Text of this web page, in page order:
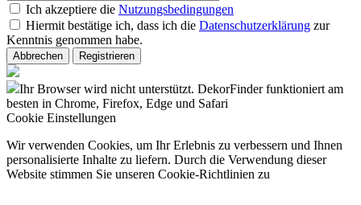
Ich akzeptiere die Nutzungsbedingungen
Hiermit bestätige ich, dass ich die Datenschutzerklärung zur
Kenntnis genommen habe.
Abbrechen Registrieren
Ihr Browser wird nicht unterstützt. DekorFinder funktioniert am
besten in Chrome, Firefox, Edge und Safari
Cookie Einstellungen
Wir verwenden Cookies, um Ihr Erlebnis zu verbessern und Ihnen
personalisierte Inhalte zu liefern. Durch die Verwendung dieser
Website stimmen Sie unseren Cookie-Richtlinien zu